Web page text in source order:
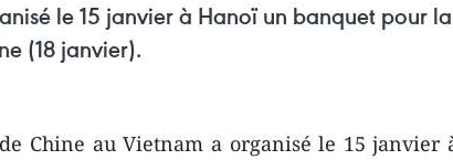
le 15 janvier à Hanoï un banquet pour
(18 janvier).
Chine au Vietnam a organisé le 15 janvier